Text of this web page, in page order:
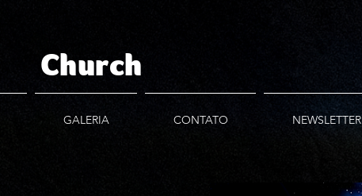
Church
GALERIA CONTATO NEWSLETTER